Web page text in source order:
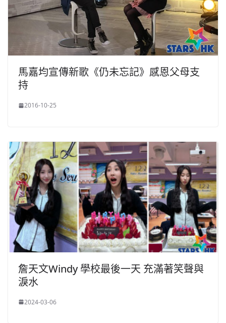
馬嘉均宣傳新歌《仍未忘記》感恩父母支
持
2016-10-25
詹天文Windy 學校最後一天 充滿著笑聲與
淚水
2024-03-06